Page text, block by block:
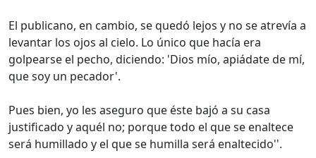
El publicano, en cambio, se quedó lejos y no se atrevía a
levantar los ojos al cielo. Lo único que hacía era
golpearse el pecho, diciendo: 'Dios mío, apiádate de mí,
que soy un pecador'.
Pues bien, yo les aseguro que éste bajó a su casa
justificado y aquél no; porque todo el que se enaltece
será humillado y el que se humilla será enaltecido''.